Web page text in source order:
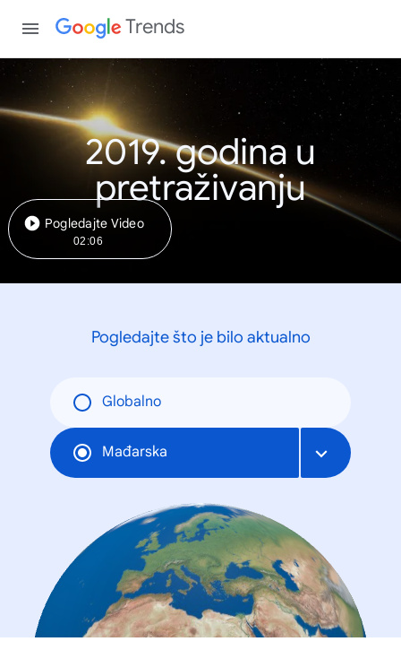
Trends
2019. godina u
pretraživanju
Pogledajte Video
02:06
Pogledajte što je bilo aktualno
Globalno
Mađarska